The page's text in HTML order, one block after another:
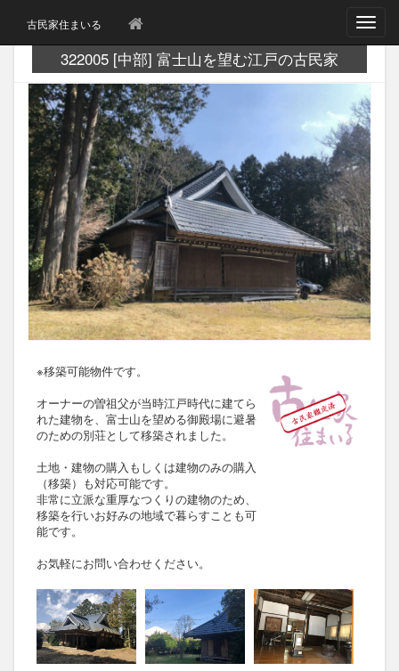
古民家住まいる
T
g
l
e
n
a
v
i
g
a
t
i
o
n
322005 [中部] 富士山を望む江戸の古民家
※移築可能物件です。
オーナーの曽祖父が当時江戸時代に建てら
れた建物を、富士山を望める御殿場に避暑
のための別荘として移築されました。
土地・建物の購入もしくは建物のみの購入
（移築）も対応可能です。
非常に立派な重厚なつくりの建物のため、
移築を行いお好みの地域で暮らすことも可
能です。
お気軽にお問い合わせください。